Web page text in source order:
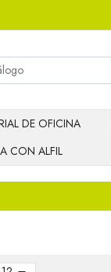
DE OFICINA
CON ALFIL